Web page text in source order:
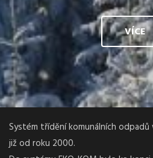
VÍCE
Systém třídění komunálních
již od roku 2000.